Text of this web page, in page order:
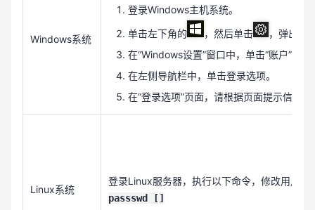
Windows系统
登录Windows主机系统。
单击左下角的
，然后单击
，弹出
在“Windows设置”窗口中，单击“账户”。
在左侧导航栏中，单击登录选项。
在“登录选项”页面，请根据页面提示信息
Linux系统
登录Linux服务器，执行以下命令，修改用户登
passswd []